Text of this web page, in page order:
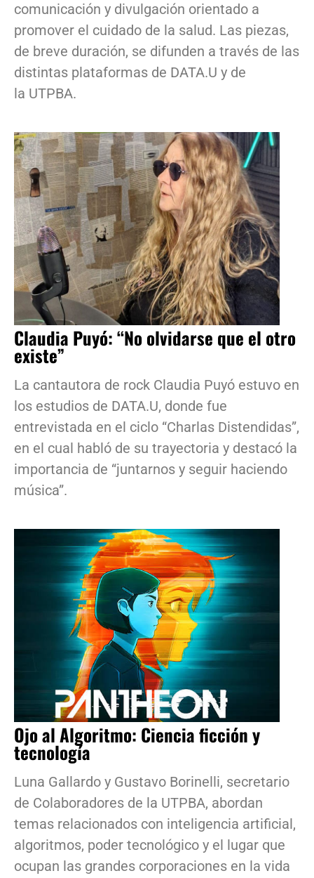
comunicación y divulgación orientado a
promover el cuidado de la salud. Las piezas,
de breve duración, se difunden a través de las
distintas plataformas de DATA.U y de
la UTPBA.
Claudia Puyó: “No olvidarse que el otro
existe”
La cantautora de rock Claudia Puyó estuvo en
los estudios de DATA.U, donde fue
entrevistada en el ciclo “Charlas Distendidas”,
en el cual habló de su trayectoria y destacó la
importancia de “juntarnos y seguir haciendo
música”.
Ojo al Algoritmo: Ciencia ficción y
tecnología
Luna Gallardo y Gustavo Borinelli, secretario
de Colaboradores de la UTPBA, abordan
temas relacionados con inteligencia artificial,
algoritmos, poder tecnológico y el lugar que
ocupan las grandes corporaciones en la vida